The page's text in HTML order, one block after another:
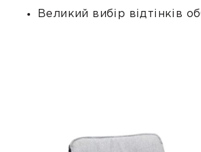
Великий вибір відтінків